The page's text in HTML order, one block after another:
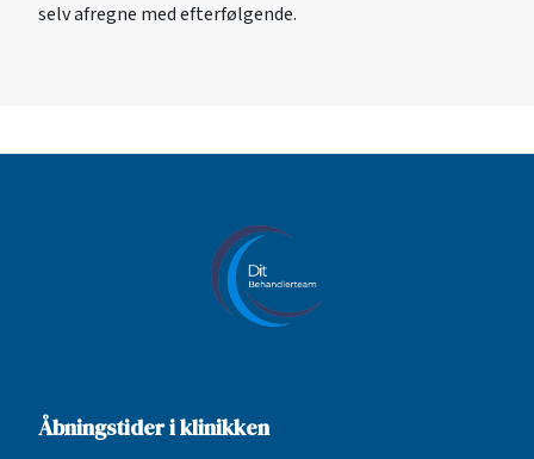
selv afregne med efterfølgende.
Åbningstider i klinikken